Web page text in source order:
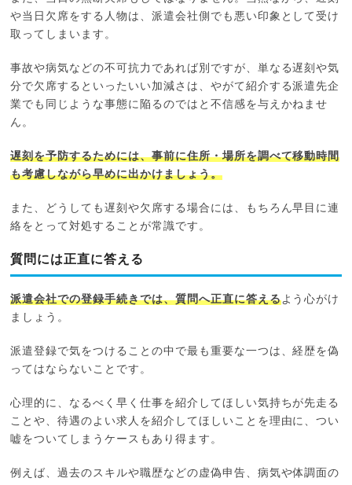
や当日欠席をする人物は、派遣会社側でも悪い印象として受け
取ってしまいます。
事故や病気などの不可抗力であれば別ですが、単なる遅刻や気
分で欠席するといったいい加減さは、やがて紹介する派遣先企
業でも同じような事態に陥るのではと不信感を与えかねませ
ん。
遅刻を予防するためには、事前に住所・場所を調べて移動時間
も考慮しながら早めに出かけましょう。
また、どうしても遅刻や欠席する場合には、もちろん早目に連
絡をとって対処することが常識です。
質問には正直に答える
派遣会社での登録手続きでは、質問へ正直に答えるよう心がけ
ましょう。
派遣登録で気をつけることの中で最も重要な一つは、経歴を偽
ってはならないことです。
心理的に、なるべく早く仕事を紹介してほしい気持ちが先走る
ことや、待遇のよい求人を紹介してほしいことを理由に、つい
嘘をついてしまうケースもあり得ます。
例えば、過去のスキルや職歴などの虚偽申告、病気や体調面の